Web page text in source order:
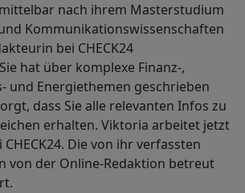
nach ihrem Masterstudium
Kommunikationswissenschaften
bei CHECK24
hat über komplexe Finanz-,
und Energiethemen geschrieben
dass Sie alle relevanten Infos zu
erhalten. Viktoria arbeitet jetzt
Die von ihr verfassten
von der Online-Redaktion betreut